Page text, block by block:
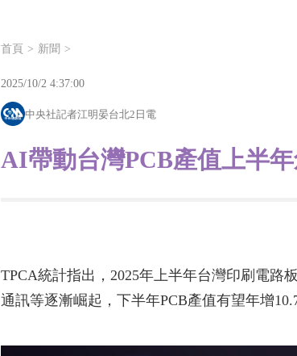
首頁 新聞
AI帶動台灣PCB產值上半
2025/10/2 4:37:00
中央社記者江明晏台北2日電
TPCA統計指出，2025年上半年台灣印刷電路
通訊等逐漸崛起，下半年PCB產值有望年增